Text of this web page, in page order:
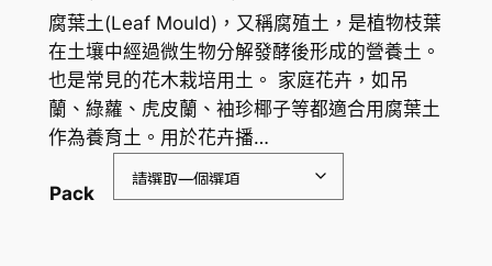
格
範
圍
H
腐葉土(Leaf Mould)，又稱腐殖土，是植物枝葉
在土壤中經過微生物分解發酵後形成的營養土。
也是常見的花木栽培用土。 家庭花卉，如吊
蘭、綠蘿、虎皮蘭、袖珍椰子等都適合用腐葉土
作為養育土。用於花卉播…
Pack